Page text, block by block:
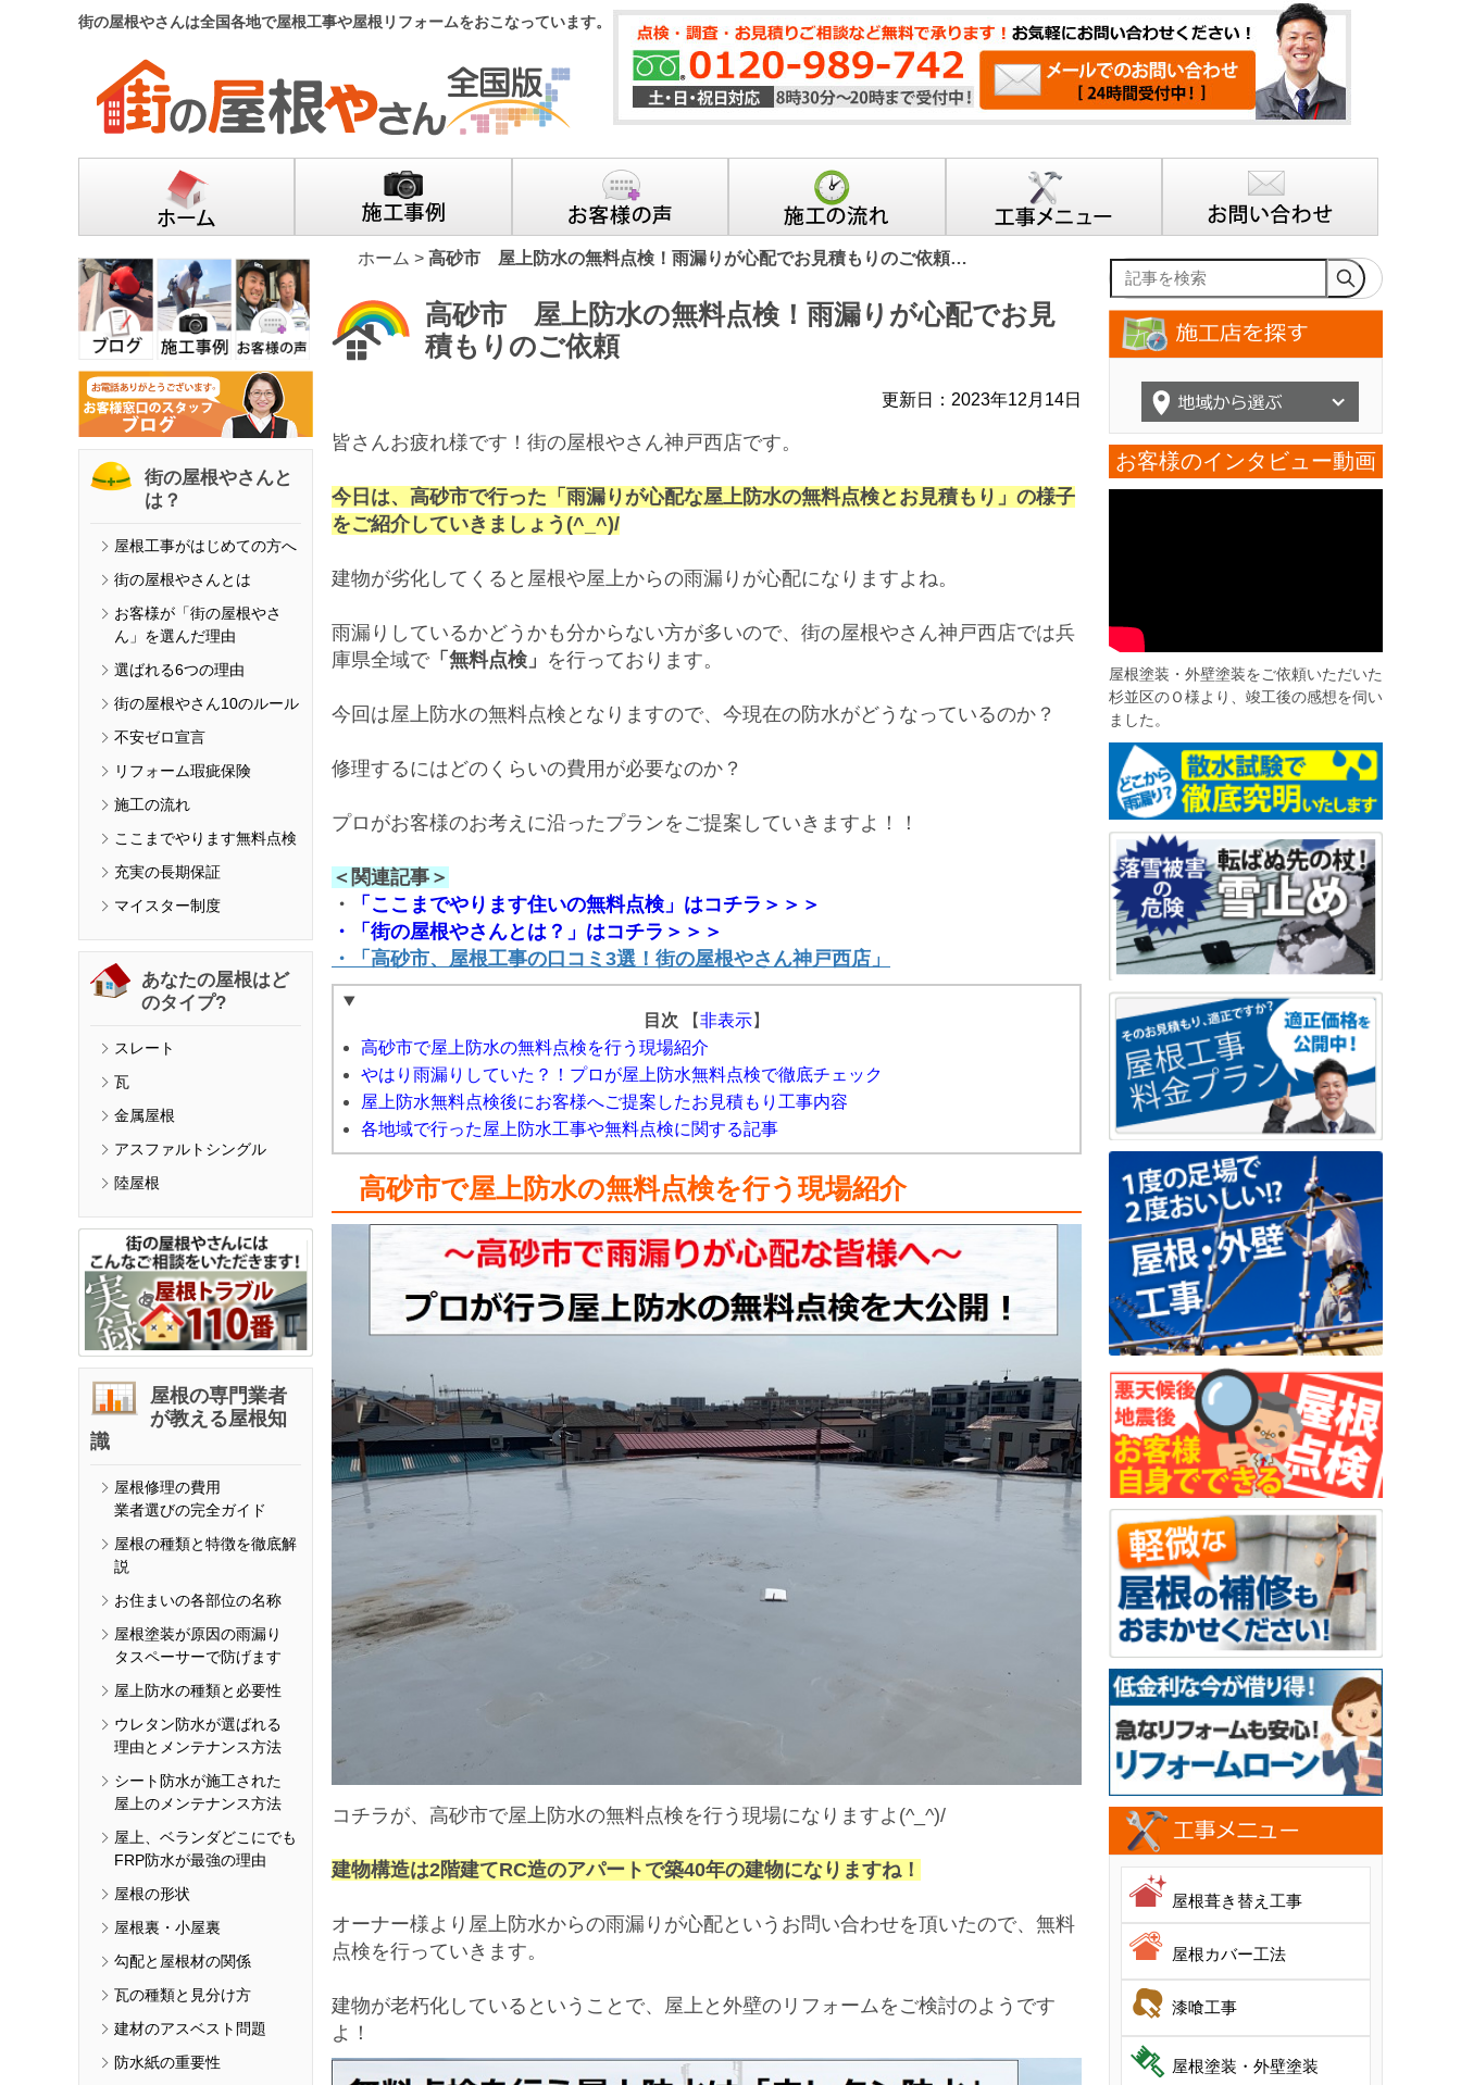
街の屋根やさんは全国各地で屋根工事や屋根リフォームをおこなっています。
街の屋根やさんと
は？
屋根工事がはじめての方へ
街の屋根やさんとは
お客様が「街の屋根やさ
ん」を選んだ理由
選ばれる6つの理由
街の屋根やさん10のルール
不安ゼロ宣言
リフォーム瑕疵保険
施工の流れ
ここまでやります無料点検
充実の長期保証
マイスター制度
あなたの屋根はど
のタイプ?
スレート
瓦
金属屋根
アスファルトシングル
陸屋根
屋根の専門業者
が教える屋根知
識
屋根修理の費用
業者選びの完全ガイド
屋根の種類と特徴を徹底解
説
お住まいの各部位の名称
屋根塗装が原因の雨漏り
タスペーサーで防げます
屋上防水の種類と必要性
ウレタン防水が選ばれる
理由とメンテナンス方法
シート防水が施工された
屋上のメンテナンス方法
屋上、ベランダどこにでも
FRP防水が最強の理由
屋根の形状
屋根裏・小屋裏
勾配と屋根材の関係
瓦の種類と見分け方
建材のアスベスト問題
防水紙の重要性
ホーム > 高砂市 屋上防水の無料点検！雨漏りが心配でお見積もりのご依頼…
高砂市 屋上防水の無料点検！雨漏りが心配でお見
積もりのご依頼
更新日：2023年12月14日
皆さんお疲れ様です！街の屋根やさん神戸西店です。
今日は、高砂市で行った「雨漏りが心配な屋上防水の無料点検とお見積もり」の様子
をご紹介していきましょう(^_^)/
建物が劣化してくると屋根や屋上からの雨漏りが心配になりますよね。
雨漏りしているかどうかも分からない方が多いので、街の屋根やさん神戸西店では兵
庫県全域で「無料点検」 を行っております。
今回は屋上防水の無料点検となりますので、今現在の防水がどうなっているのか？
修理するにはどのくらいの費用が必要なのか？
プロがお客様のお考えに沿ったプランをご提案していきますよ！！
＜関連記事＞
・
「ここまでやります住いの無料点検」はコチラ＞＞＞
・「街の屋根やさんとは？」はコチラ＞＞＞
・「高砂市、屋根工事の口コミ3選！街の屋根やさん神戸西店」
目次 【非表示】
高砂市で屋上防水の無料点検を行う現場紹介
やはり雨漏りしていた？！プロが屋上防水無料点検で徹底チェック
屋上防水無料点検後にお客様へご提案したお見積もり工事内容
各地域で行った屋上防水工事や無料点検に関する記事
高砂市で屋上防水の無料点検を行う現場紹介
コチラが、高砂市で屋上防水の無料点検を行う現場になりますよ(^_^)/
建物構造は2階建てRC造のアパートで築40年の建物になりますね！
オーナー様より屋上防水からの雨漏りが心配というお問い合わせを頂いたので、無料
点検を行っていきます。
建物が老朽化しているということで、屋上と外壁のリフォームをご検討のようです
よ！
記事を検索
お客様のインタビュー動画
屋根塗装・外壁塗装をご依頼いただいた
杉並区のＯ様より、竣工後の感想を伺い
ました。
屋根葺き替え工事
屋根カバー工法
漆喰工事
屋根塗装・外壁塗装